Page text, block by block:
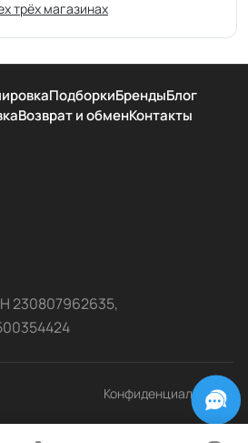
трёх магазинах
ПодборкиБрендыБлог
Возврат и обменКонтакты
230807962635,
Конфиденциальность